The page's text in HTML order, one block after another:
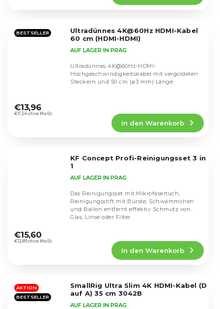
Sternen.
BESTSELLER
Ultradünnes 4K@60Hz HDMI-Kabel
60 cm (HDMI-HDMI)
durchschnittliche
Produktbewertung
AUF LAGER IN PRAG
€11,54 ohne MwSt.
€13,96
In den Warenkorb
Ultradünnes 4K@60Hz-HDMI-
Hochgeschwindigkeitskabel mit vergoldeten
Steckern und 50 cm (⌀3 mm) Länge.
KF Concept Profi-Reinigungsset 3 in
1
durchschnittliche
Produktbewertung
Sternen.
AUF LAGER IN PRAG
€12,89 ohne MwSt.
€15,60
In den Warenkorb
Das Reinigungsset mit Mikrofasertuch,
Reinigungsstift mit Bürste, Schwämmchen
und Ballon entfernt effektiv Schmutz von
Glas, Linse oder Filter.
AKTION
BESTSELLER
SmallRig Ultra Slim 4K HDMI-Kabel (D
auf A) 35 cm 3042B
AUF LAGER IN PRAG